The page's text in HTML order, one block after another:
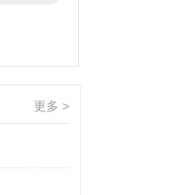
更多 >